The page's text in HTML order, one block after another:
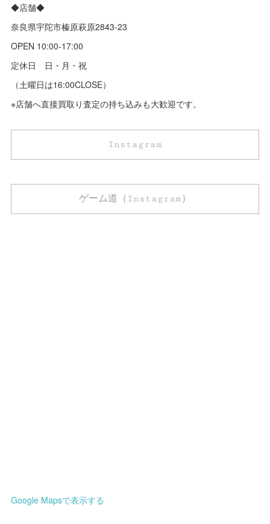
◆店舗◆
奈良県宇陀市榛原萩原2843‐23
OPEN 10:00-17:00
定休日 日・月・祝
（土曜日は16:00CLOSE）
※店舗へ直接買取り査定の持ち込みも大歓迎です。
Instagram
ゲーム道（Instagram）
Google Mapsで表示する